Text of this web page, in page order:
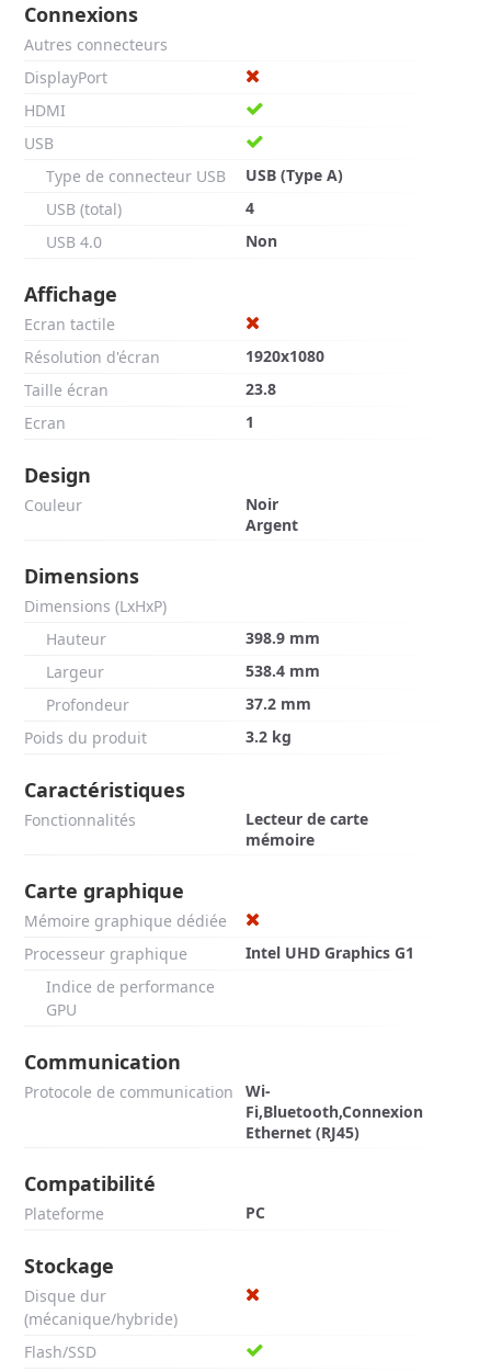
Connexions
Autres connecteurs
DisplayPort
HDMI
USB
Type de connecteur USB
USB (Type A)
USB (total)
4
USB 4.0
Non
Affichage
Ecran tactile
Résolution d'écran
1920x1080
Taille écran
23.8
Ecran
1
Design
Couleur
Noir
Argent
Dimensions
Dimensions (LxHxP)
Hauteur
398.9 mm
Largeur
538.4 mm
Profondeur
37.2 mm
Poids du produit
3.2 kg
Caractéristiques
Fonctionnalités
Lecteur de carte
mémoire
Carte graphique
Mémoire graphique dédiée
Processeur graphique
Intel UHD Graphics G1
Indice de performance
GPU
Communication
Protocole de communication
Wi-
Fi,Bluetooth,Connexion
Ethernet (RJ45)
Compatibilité
Plateforme PC
Stockage
Disque dur
(mécanique/hybride)
Flash/SSD